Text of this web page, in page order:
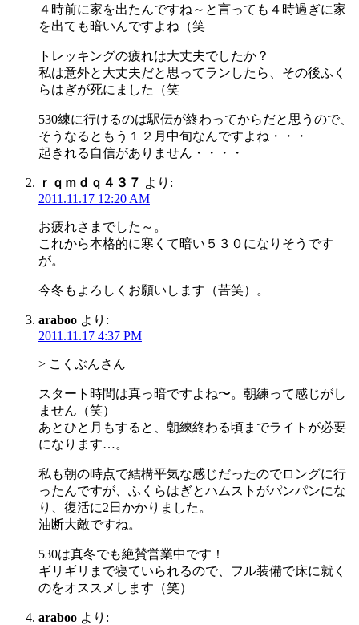
４時前に家を出たんですね～と言っても４時過ぎに家
を出ても暗いんですよね（笑
トレッキングの疲れは大丈夫でしたか？
私は意外と大丈夫だと思ってランしたら、その後ふく
らはぎが死にました（笑
530練に行けるのは駅伝が終わってからだと思うので、
そうなるともう１２月中旬なんですよね・・・
起きれる自信がありません・・・・
ｒｑｍｄｑ４３７ より:
2011.11.17 12:20 AM
お疲れさまでした～。
これから本格的に寒くて暗い５３０になりそうです
が。
今冬もよろしくお願いします（苦笑）。
araboo より:
2011.11.17 4:37 PM
> こくぶんさん
スタート時間は真っ暗ですよね〜。朝練って感じがし
ません（笑）
あとひと月もすると、朝練終わる頃までライトが必要
になります…。
私も朝の時点で結構平気な感じだったのでロングに行
ったんですが、ふくらはぎとハムストがパンパンにな
り、復活に2日かかりました。
油断大敵ですね。
530は真冬でも絶賛営業中です！
ギリギリまで寝ていられるので、フル装備で床に就く
のをオススメします（笑）
araboo より: